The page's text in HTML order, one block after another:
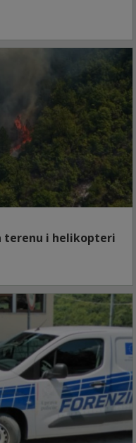
terenu i helikopteri